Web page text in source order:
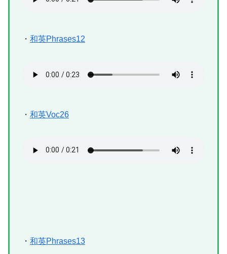
・ 和英Phrases12
・ 和英Voc26
・ 和英Phrases13